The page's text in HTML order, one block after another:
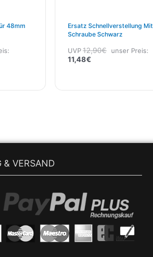
48mm
Ersatz Schnellverstellung Mit
Schraube Schwarz
UVP12,90€ unser Preis:
11,48€
& VERSAND